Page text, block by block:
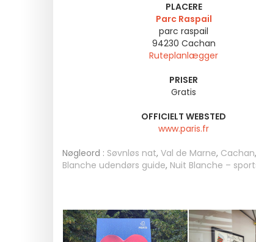
PLACERE
Parc Raspail
parc raspail
94230 Cachan
Ruteplanlægger
PRISER
Gratis
OFFICIELT WEBSTED
www.paris.fr
Nøgleord : Søvnløs nat, Val de Marne, Cachan,
Blanche udendørs guide, Nuit Blanche –